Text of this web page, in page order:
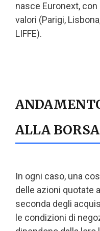
nasce Euronext,
valori (Parigi,
LIFFE).
ALLA
In ogni caso, una
delle azioni quotate
seconda degli
le condizioni di